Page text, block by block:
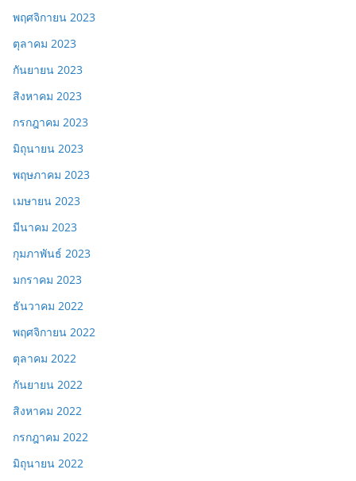
พฤศจิกายน 2023
ตุลาคม 2023
กันยายน 2023
สิงหาคม 2023
กรกฎาคม 2023
มิถุนายน 2023
พฤษภาคม 2023
เมษายน 2023
มีนาคม 2023
กุมภาพันธ์ 2023
มกราคม 2023
ธันวาคม 2022
พฤศจิกายน 2022
ตุลาคม 2022
กันยายน 2022
สิงหาคม 2022
กรกฎาคม 2022
มิถุนายน 2022